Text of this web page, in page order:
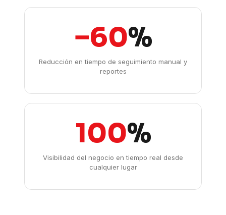
−60%
Reducción en tiempo de seguimiento manual y
reportes
100%
Visibilidad del negocio en tiempo real desde
cualquier lugar